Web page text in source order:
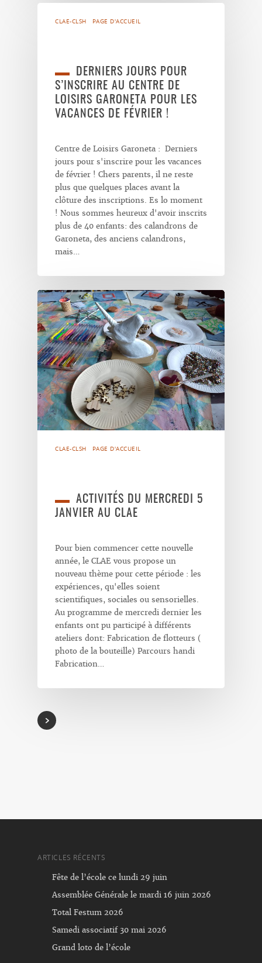
CLAE-CLSH PAGE D'ACCUEIL
DERNIERS JOURS POUR
S’INSCRIRE AU CENTRE DE
LOISIRS GARONETA POUR LES
VACANCES DE FÉVRIER !
Centre de Loisirs Garoneta : Derniers
jours pour s'inscrire pour les vacances
de février ! Chers parents, il ne reste
plus que quelques places avant la
clôture des inscriptions. Es lo moment
! Nous sommes heureux d'avoir inscrits
plus de 40 enfants: des calandrons de
Garoneta, des anciens calandrons,
mais…
CLAE-CLSH PAGE D'ACCUEIL
ACTIVITÉS DU MERCREDI 5
JANVIER AU CLAE
Pour bien commencer cette nouvelle
année, le CLAE vous propose un
nouveau thème pour cette période : les
expériences, qu'elles soient
scientifiques, sociales ou sensorielles.
Au programme de mercredi dernier les
enfants ont pu participé à différents
ateliers dont: Fabrication de flotteurs (
photo de la bouteille) Parcours handi
Fabrication…
ARTICLES RÉCENTS
Fête de l’école ce lundi 29 juin
Assemblée Générale le mardi 16 juin 2026
Total Festum 2026
Samedi associatif 30 mai 2026
Grand loto de l’école